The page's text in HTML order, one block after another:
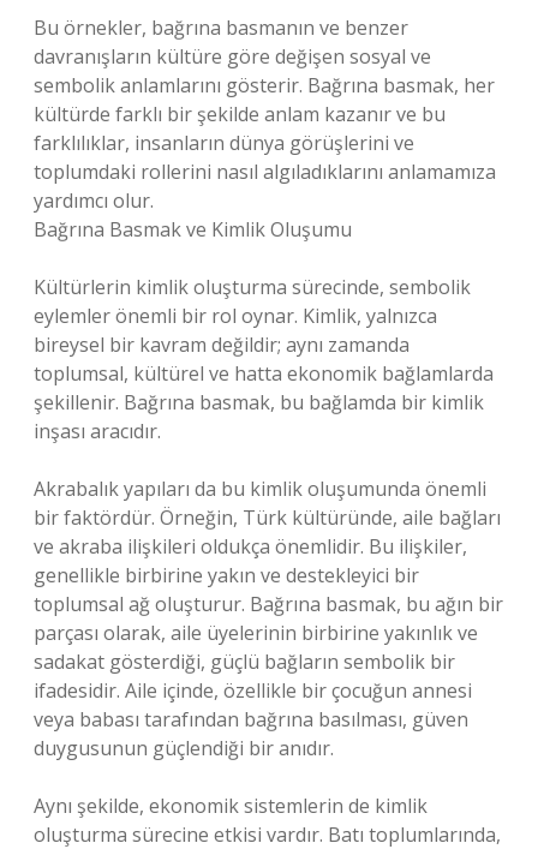
Bu örnekler, bağrına basmanın ve benzer
davranışların kültüre göre değişen sosyal ve
sembolik anlamlarını gösterir. Bağrına basmak, her
kültürde farklı bir şekilde anlam kazanır ve bu
farklılıklar, insanların dünya görüşlerini ve
toplumdaki rollerini nasıl algıladıklarını anlamamıza
yardımcı olur.
Bağrına Basmak ve Kimlik Oluşumu
Kültürlerin kimlik oluşturma sürecinde, sembolik
eylemler önemli bir rol oynar. Kimlik, yalnızca
bireysel bir kavram değildir; aynı zamanda
toplumsal, kültürel ve hatta ekonomik bağlamlarda
şekillenir. Bağrına basmak, bu bağlamda bir kimlik
inşası aracıdır.
Akrabalık yapıları da bu kimlik oluşumunda önemli
bir faktördür. Örneğin, Türk kültüründe, aile bağları
ve akraba ilişkileri oldukça önemlidir. Bu ilişkiler,
genellikle birbirine yakın ve destekleyici bir
toplumsal ağ oluşturur. Bağrına basmak, bu ağın bir
parçası olarak, aile üyelerinin birbirine yakınlık ve
sadakat gösterdiği, güçlü bağların sembolik bir
ifadesidir. Aile içinde, özellikle bir çocuğun annesi
veya babası tarafından bağrına basılması, güven
duygusunun güçlendiği bir anıdır.
Aynı şekilde, ekonomik sistemlerin de kimlik
oluşturma sürecine etkisi vardır. Batı toplumlarında,